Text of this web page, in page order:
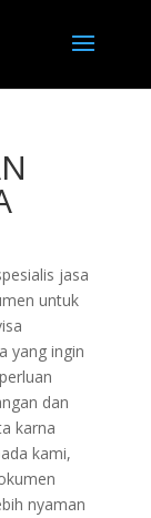
jasa
untuk
yang ingin
dan
karna
kami,
nyaman